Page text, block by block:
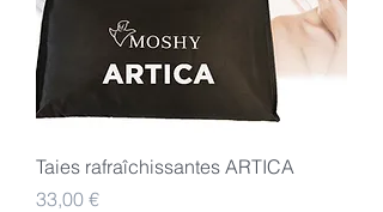
Taies rafraîchissantes ARTICA
Preis
33,00 €